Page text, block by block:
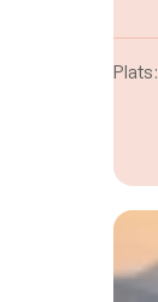
Plats: